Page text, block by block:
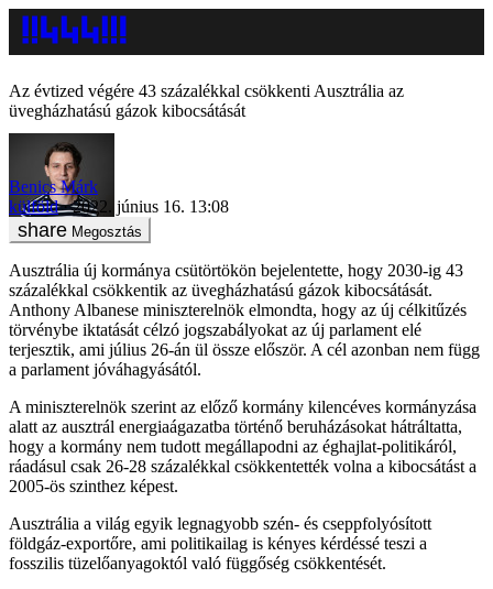
Az évtized végére 43 százalékkal csökkenti Ausztrália az
üvegházhatású gázok kibocsátását
Benics Márk
külföld
2022. június 16. 13:08
Megosztás
Ausztrália új kormánya csütörtökön bejelentette, hogy 2030-ig 43
százalékkal csökkentik az üvegházhatású gázok kibocsátását.
Anthony Albanese miniszterelnök elmondta, hogy az új célkitűzés
törvénybe iktatását célzó jogszabályokat az új parlament elé
terjesztik, ami július 26-án ül össze először. A cél azonban nem függ
a parlament jóváhagyásától.
A miniszterelnök szerint az előző kormány kilencéves kormányzása
alatt az ausztrál energiaágazatba történő beruházásokat hátráltatta,
hogy a kormány nem tudott megállapodni az éghajlat-politikáról,
ráadásul csak 26-28 százalékkal csökkentették volna a kibocsátást a
2005-ös szinthez képest.
Ausztrália a világ egyik legnagyobb szén- és cseppfolyósított
földgáz-exportőre, ami politikailag is kényes kérdéssé teszi a
fosszilis tüzelőanyagoktól való függőség csökkentését.